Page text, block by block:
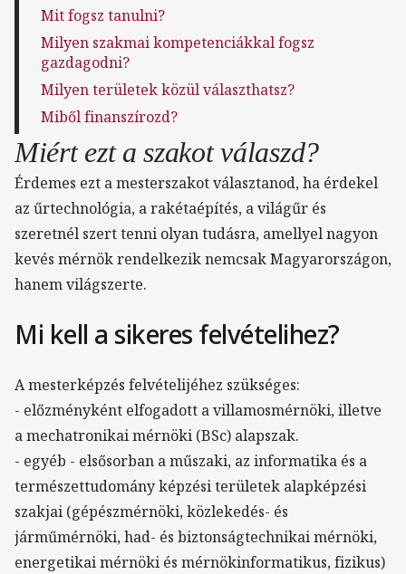
Mit fogsz tanulni?
Milyen szakmai kompetenciákkal fogsz
gazdagodni?
Milyen területek közül választhatsz?
Miből finanszírozd?
Miért ezt a szakot válaszd?
Érdemes ezt a mesterszakot választanod, ha érdekel
az űrtechnológia, a rakétaépítés, a világűr és
szeretnél szert tenni olyan tudásra, amellyel nagyon
kevés mérnök rendelkezik nemcsak Magyarországon,
hanem világszerte.
Mi kell a sikeres felvételihez?
A mesterképzés felvételijéhez szükséges:
- előzményként elfogadott a villamosmérnöki, illetve
a mechatronikai mérnöki (BSc) alapszak.
- egyéb - elsősorban a műszaki, az informatika és a
természettudomány képzési területek alapképzési
szakjai (gépészmérnöki, közlekedés- és
járműmérnöki, had- és biztonságtechnikai mérnöki,
energetikai mérnöki és mérnökinformatikus, fizikus)